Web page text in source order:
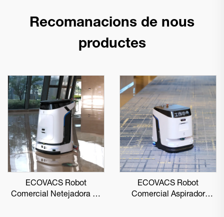
Recomanacions de nous
productes
ECOVACS Robot
Comercial Netejadora de
ECOVACS Robot
Comercial Aspirador